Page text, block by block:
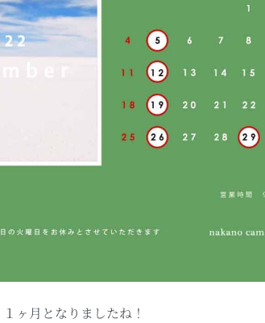
ヶ月となりましたね！